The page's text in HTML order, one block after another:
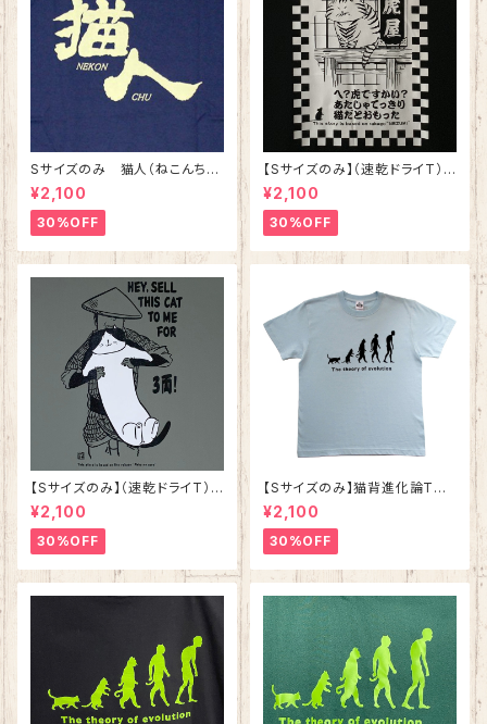
Sサイズのみ 猫人（ねこんち
ゅ）Tシャツ インディゴ 綿10
0%
¥2,100
30%OFF
【Sサイズのみ】（速乾ドライT）
ねずみ ブラック 落語 シリーズ
第三弾
¥2,100
30%OFF
【Sサイズのみ】（速乾ドライT）
猫の皿 グレー 落語 シリ
ーズ第二弾
¥2,100
30%OFF
【Sサイズのみ】猫背進化論Tシ
ャツ ライトブルー 綿100%
¥2,100
30%OFF